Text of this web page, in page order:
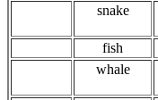
snake
fish
whale